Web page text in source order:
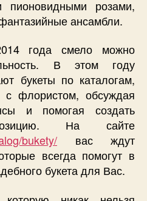
розами,
ансамбли.
года смело можно
В этом году
букеты по каталогам,
флористом, обсуждая
и помогая создать
На сайте
bukety/ вас ждут
всегда помогут в
букета для Вас.